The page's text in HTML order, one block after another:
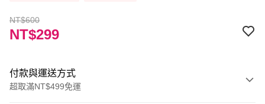
NT$600
NT$299
付款與運送方式
超取滿NT$499免運